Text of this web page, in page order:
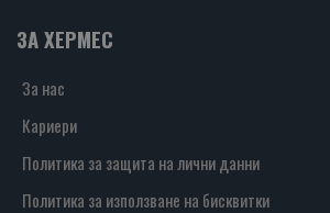
ЗА ХЕРМЕС
За нас
Кариери
Политика за защита на лични данни
Политика за използване на бисквитки